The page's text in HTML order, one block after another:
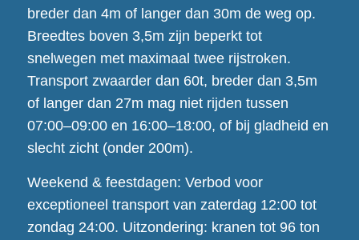
breder dan 4m of langer dan 30m de weg op.
Breedtes boven 3,5m zijn beperkt tot
snelwegen met maximaal twee rijstroken.
Transport zwaarder dan 60t, breder dan 3,5m
of langer dan 27m mag niet rijden tussen
07:00–09:00 en 16:00–18:00, of bij gladheid en
slecht zicht (onder 200m).
Weekend & feestdagen: Verbod voor
exceptioneel transport van zaterdag 12:00 tot
zondag 24:00. Uitzondering: kranen tot 96 ton